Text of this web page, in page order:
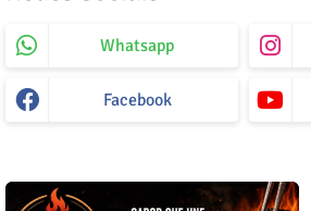
Whatsapp
Facebook